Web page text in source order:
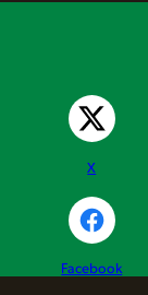
X
Facebook